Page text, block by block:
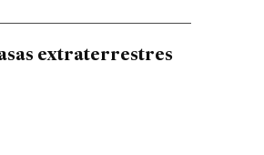
extraterrestres